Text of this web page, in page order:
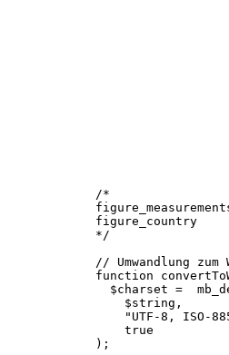
INNER JOIN
INNER JOIN
INNER JOIN
INNER JOIN
INNER JOIN
INNER JOIN
INNER JOIN
INNER JOIN
INNER JOIN
INNER JOIN
AND
figure_country
//
function
$charset =
$string,
"UTF-8, ISO-
true
);